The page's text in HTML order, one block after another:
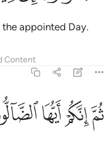
appointed Day.
Content
ثم انكم ايها الضالون
ثُمَّ إِنَّكُمْ أَيُّهَا
ﱁﱂﱃ